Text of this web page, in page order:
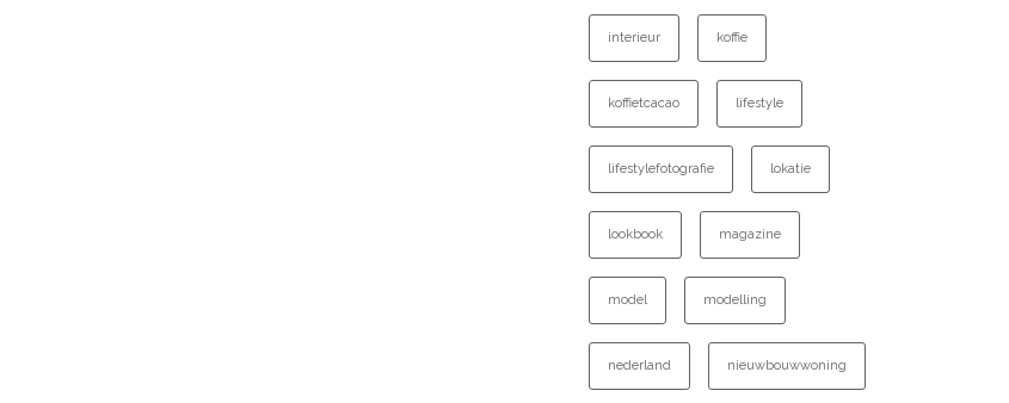
interieur koffie
koffietcacao lifestyle
lifestylefotografie lokatie
lookbook magazine
model modelling
nederland nieuwbouwwoning